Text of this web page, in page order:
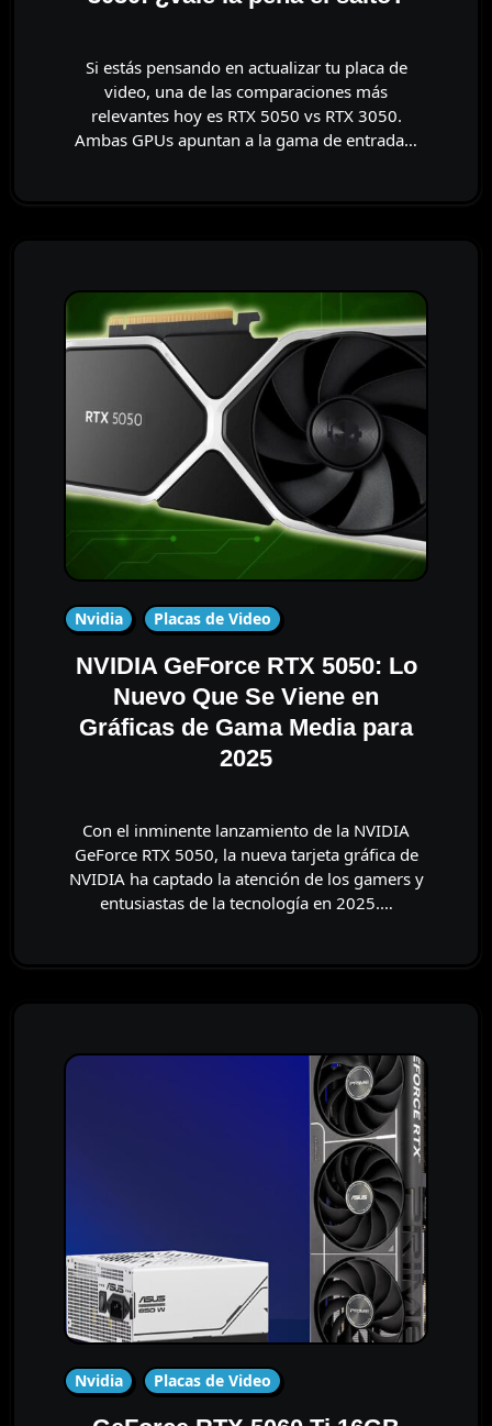
Si estás pensando en actualizar tu placa de
video, una de las comparaciones más
relevantes hoy es RTX 5050 vs RTX 3050.
Ambas GPUs apuntan a la gama de entrada…
Nvidia Placas de Video
NVIDIA GeForce RTX 5050: Lo
Nuevo Que Se Viene en
Gráficas de Gama Media para
2025
Con el inminente lanzamiento de la NVIDIA
GeForce RTX 5050, la nueva tarjeta gráfica de
NVIDIA ha captado la atención de los gamers y
entusiastas de la tecnología en 2025.…
Nvidia Placas de Video